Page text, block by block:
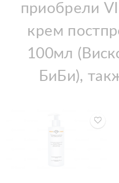
приобрели
крем
100мл
БиБи),